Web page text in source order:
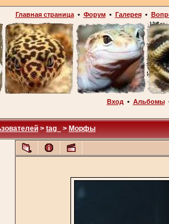
Главная страница• Форум• Галерея•
Вход • Альбомы
> tag_ > Морфы